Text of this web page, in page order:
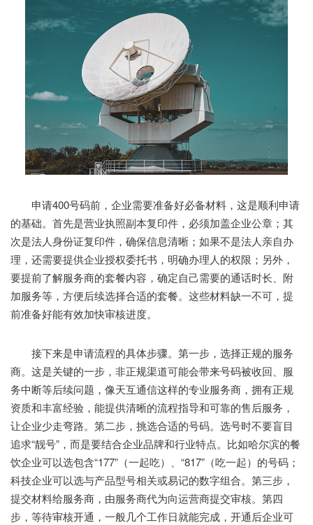
申请400号码前，企业需要准备好必备材料，这是顺利申请
的基础。首先是营业执照副本复印件，必须加盖企业公章；其
次是法人身份证复印件，确保信息清晰；如果不是法人亲自办
理，还需要提供企业授权委托书，明确办理人的权限；另外，
要提前了解服务商的套餐内容，确定自己需要的通话时长、附
加服务等，方便后续选择合适的套餐。这些材料缺一不可，提
前准备好能有效加快审核进度。
接下来是申请流程的具体步骤。第一步，选择正规的服务
商。这是关键的一步，非正规渠道可能会带来号码被收回、服
务中断等后续问题，像天互通信这样的专业服务商，拥有正规
资质和丰富经验，能提供清晰的流程指导和可靠的售后服务，
让企业少走弯路。第二步，挑选合适的号码。选号时不要盲目
追求“靓号”，而是要结合企业品牌和行业特点。比如哈尔滨的餐
饮企业可以选包含“177”（一起吃）、“817”（吃一起）的号码；
科技企业可以选与产品型号相关或易记的数字组合。第三步，
提交材料给服务商，由服务商代为向运营商提交审核。第四
步，等待审核开通，一般几个工作日就能完成，开通后企业可